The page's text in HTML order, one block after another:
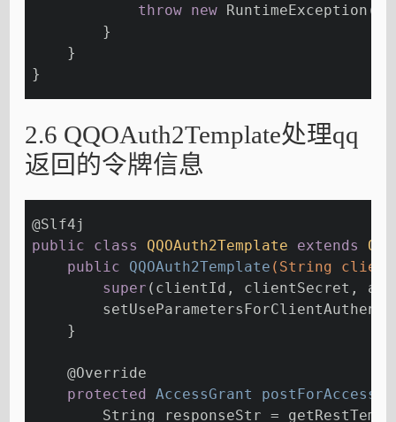
throw new RuntimeException(
        }
    }
}
2.6 QQOAuth2Template处理qq
返回的令牌信息
@Slf4j
public
class QQOAuth2Template extends
public
QQOAuth2Template (String
super (clientId, clientSecret,
    }
@Override
protected
AccessGrant
String responseStr =